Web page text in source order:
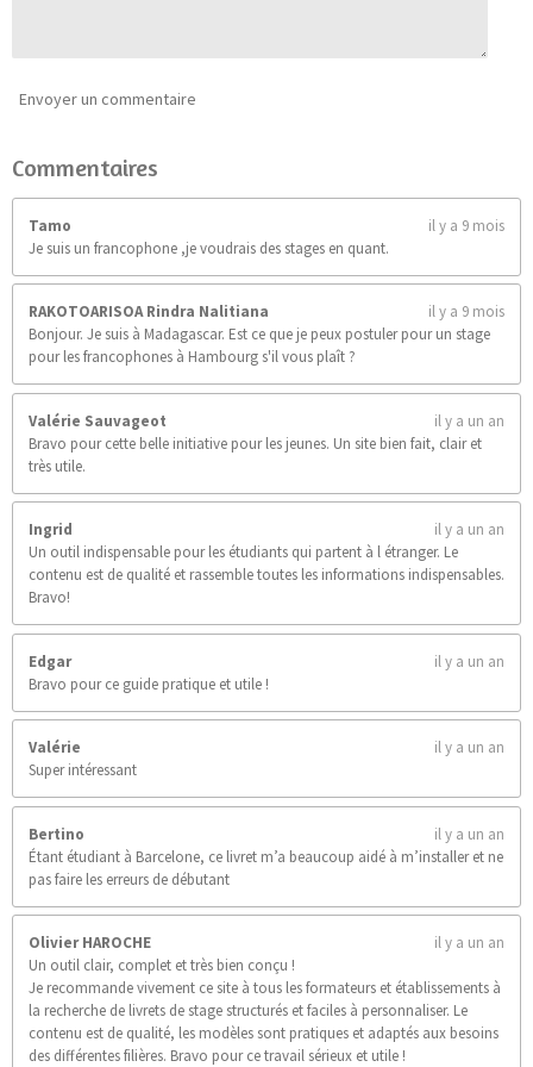
9
l
Envoyer un commentaire
Commentaires
Tamo
il y a 9 mois
Je suis un francophone ,je voudrais des stages en quant.
RAKOTOARISOA Rindra Nalitiana
il y a 9 mois
Bonjour. Je suis à Madagascar. Est ce que je peux postuler pour un stage
pour les francophones à Hambourg s'il vous plaît ?
Valérie Sauvageot
il y a un an
Bravo pour cette belle initiative pour les jeunes. Un site bien fait, clair et
très utile.
Ingrid
il y a un an
Un outil indispensable pour les étudiants qui partent à l étranger. Le
contenu est de qualité et rassemble toutes les informations indispensables.
Bravo!
Edgar
il y a un an
Bravo pour ce guide pratique et utile !
Valérie
il y a un an
Super intéressant
Bertino
il y a un an
Étant étudiant à Barcelone, ce livret m’a beaucoup aidé à m’installer et ne
pas faire les erreurs de débutant
Olivier HAROCHE
il y a un an
Un outil clair, complet et très bien conçu !
Je recommande vivement ce site à tous les formateurs et établissements à
la recherche de livrets de stage structurés et faciles à personnaliser. Le
contenu est de qualité, les modèles sont pratiques et adaptés aux besoins
des différentes filières. Bravo pour ce travail sérieux et utile !